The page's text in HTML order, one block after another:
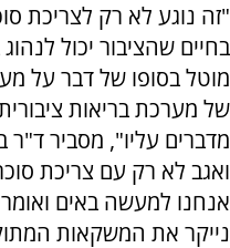
"זה נוגע לא רק לצריכת
בחיים שהציבור יכול
מוטל בסופו של דבר על
של מערכת בריאות
מדברים עליו", מסביר
ואגב לא רק עם צריכת
אנחנו למעשה באים
נייקר את המשקאות